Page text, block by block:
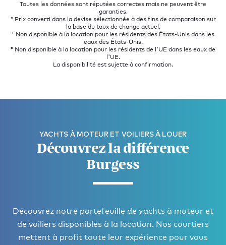
Toutes les données sont réputées correctes mais ne peuvent être
garanties.
* Prix converti dans la devise sélectionnée à des fins de comparaison sur
la base du taux de change actuel.
† Non disponible à la location pour les résidents des États-Unis dans les
eaux des États-Unis.
‡ Non disponible à la location pour les résidents de l'UE dans les eaux de
l'UE.
La disponibilité est sujette à confirmation.
YACHTS À MOTEUR ET VOILIERS À LOUER
Découvrez la différence
Burgess
Découvrez notre portefeuille de yachts à moteur et
de voiliers disponibles à la location. Nos courtiers
mettent à profit toute leur expérience pour vous